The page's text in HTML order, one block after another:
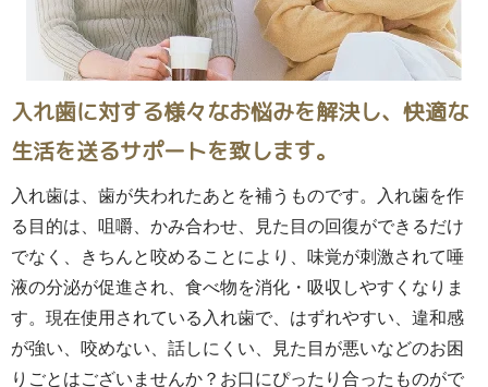
入れ歯に対する様々なお悩みを解決し、 快適な
生活を送るサポートを致します。
入れ歯は、歯が失われたあとを補うものです。入れ歯を作
る目的は、咀嚼、かみ合わせ、見た目の回復ができるだけ
でなく、きちんと咬めることにより、味覚が刺激されて唾
液の分泌が促進され、食べ物を消化・吸収しやすくなりま
す。現在使用されている入れ歯で、はずれやすい、違和感
が強い、咬めない、話しにくい、見た目が悪いなどのお困
りごとはございませんか？お口にぴったり合ったものがで